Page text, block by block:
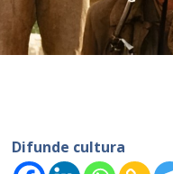
Difunde cultura